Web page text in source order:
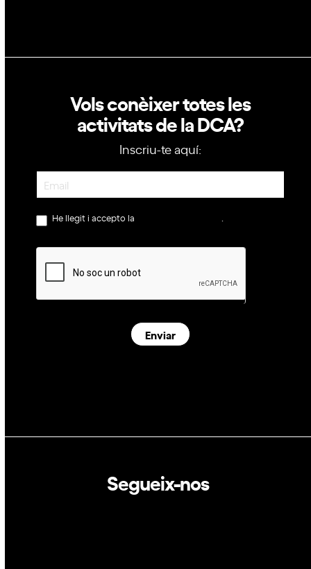
Vols conèixer totes les
activitats de la DCA?
Inscriu-te aquí:
Newsletter
He llegit i accepto la política de privacitat.
Enviar
Segueix-nos